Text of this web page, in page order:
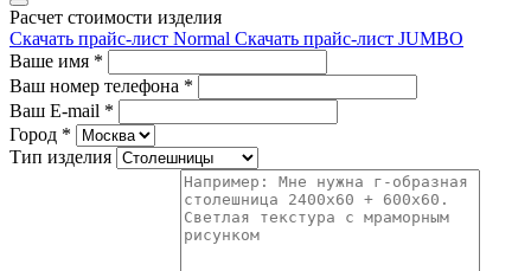
Расчет стоимости изделия
Скачать прайс-лист Normal Скачать прайс-лист JUMBO
Ваше имя *
Ваш номер телефона *
Ваш E-mail *
Город *
Тип изделия